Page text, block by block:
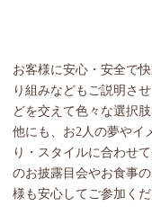
お客様に安心・安全で
り組みなどもご説明さ
どを交えて色々な選択
他にも、お2人の夢やイ
り・スタイルに合わせ
のお披露目会やお食事
様も安心してご参加くだ